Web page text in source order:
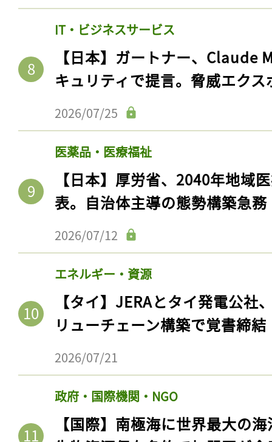
IT・ビジネスサービス
【日本】ガートナー、Claude
キュリティで提言。脅威エク
2026/07/25
医薬品・医療福祉
【日本】厚労省、2040年地域
表。自治体主導の態勢構築急務
2026/07/12
エネルギー・資源
【タイ】JERAとタイ発電公社
リューチェーン構築で覚書締結
2026/07/21
政府・国際機関・NGO
【国際】南極海に世界最大の